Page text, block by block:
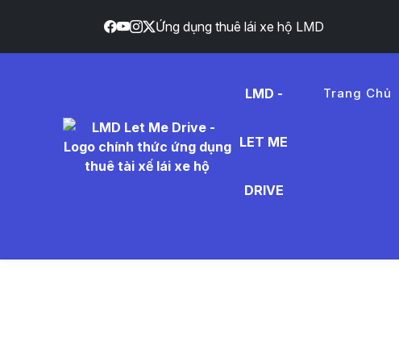
Ứng dụng thuê lái xe hộ LMD
LMD -
LET ME
DRIVE
Trang Chủ
lái xe hộ Hà